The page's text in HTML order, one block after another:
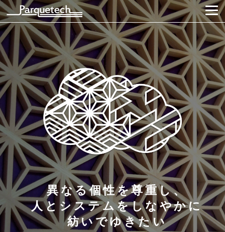
異なる個性を尊重し、
人とシステムをしなやかに
紡いでゆきたい